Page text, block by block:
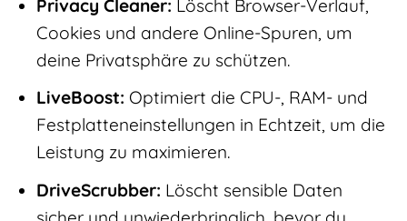
Privacy Cleaner: Löscht Browser-Verlauf,
Cookies und andere Online-Spuren, um
deine Privatsphäre zu schützen.
LiveBoost: Optimiert die CPU-, RAM- und
Festplatteneinstellungen in Echtzeit, um die
Leistung zu maximieren.
DriveScrubber: Löscht sensible Daten